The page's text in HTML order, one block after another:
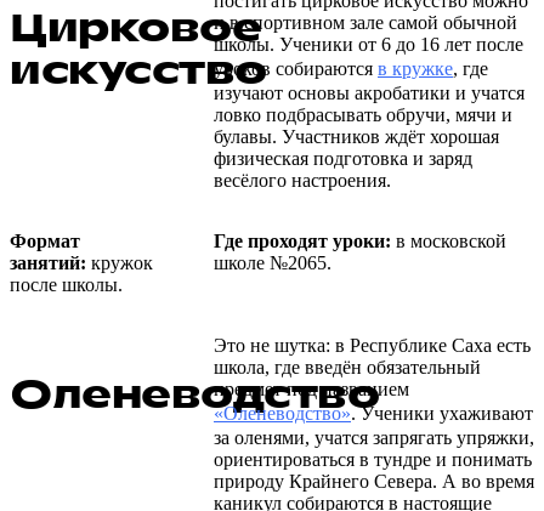
Цирковое
искусство
и в спортивном зале самой обычной
школы. Ученики от 6 до 16 лет после
уроков собираются в кружке, где
изучают основы акробатики и учатся
ловко подбрасывать обручи, мячи и
булавы. Участников ждёт хорошая
физическая подготовка и заряд
весёлого настроения.
Формат
занятий: кружок
после школы.
Где проходят уроки: в московской
школе №2065.
Оленеводство
Это не шутка: в Республике Саха есть
школа, где введён обязательный
предмет под названием
«Оленеводство». Ученики ухаживают
за оленями, учатся запрягать упряжки,
ориентироваться в тундре и понимать
природу Крайнего Севера. А во время
каникул собираются в настоящие